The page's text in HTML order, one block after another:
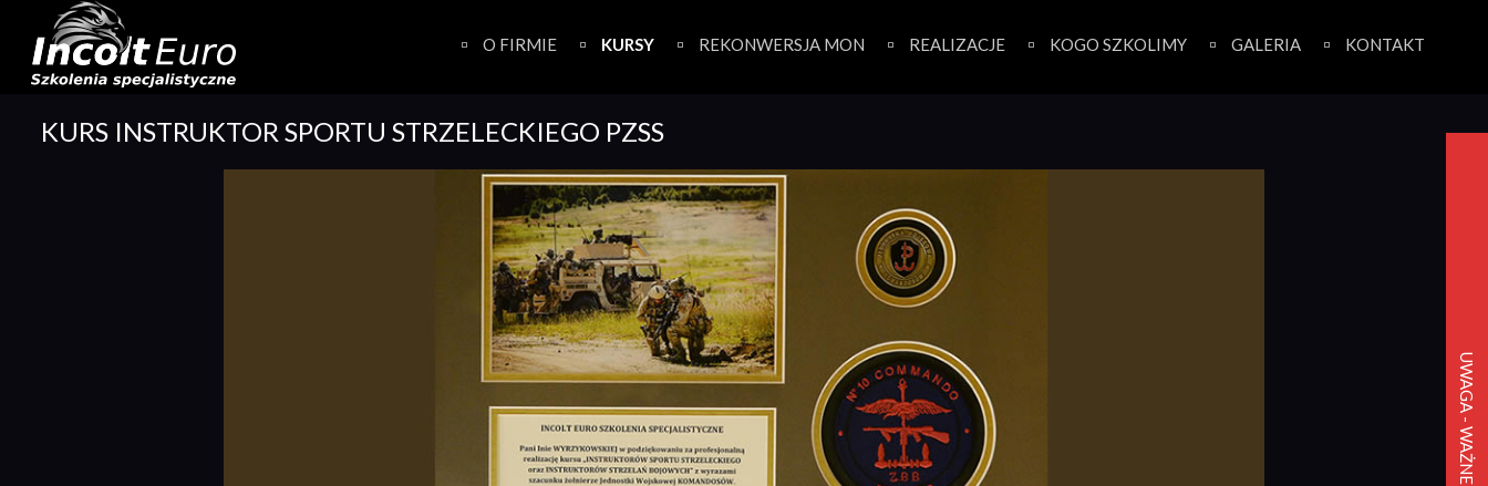
content
O FIRMIE KURSY REKONWERSJA MON REALIZACJE KOGO SZKOLIMY GALERIA KONTAKT
KURS INSTRUKTOR SPORTU STRZELECKIEGO PZSS
UWAGA - WAŻNE